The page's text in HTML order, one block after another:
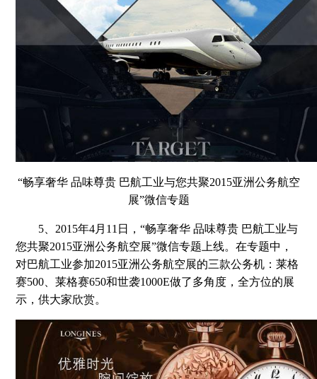
“畅享奢华 品味尊贵 巴航工业与您共聚2015亚洲公务航空
展”微信专题
5、2015年4月11日，“畅享奢华 品味尊贵 巴航工业与
您共聚2015亚洲公务航空展”微信专题上线。在专题中，
对巴航工业参加2015亚洲公务航空展的三款公务机：莱格
赛500、莱格赛650和世袭1000E做了多角度，全方位的展
示，供大家欣赏。